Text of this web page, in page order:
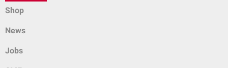
Shop
News
Jobs